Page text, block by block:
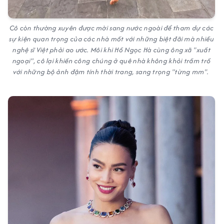
Cô còn thường xuyên được mời sang nước ngoài để tham dự các
sự kiện quan trọng của các nhà mốt với những biệt đãi mà nhiều
nghệ sĩ Việt phải ao ước. Môi khi Hồ Ngọc Hà cùng ông xã "xuất
ngoại", cô lại khiến công chúng ở quê nhà không khỏi trầm trồ
với những bộ ảnh đậm tính thời trang, sang trọng "từng mm".